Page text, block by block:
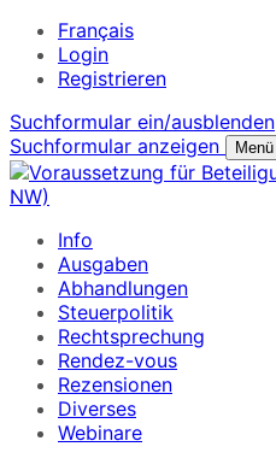
Français
Login
Registrieren
Suchformular ein/ausblenden
Suchformular anzeigen
Menü
Info
Ausgaben
Abhandlungen
Steuerpolitik
Rechtsprechung
Rendez-vous
Rezensionen
Diverses
Webinare